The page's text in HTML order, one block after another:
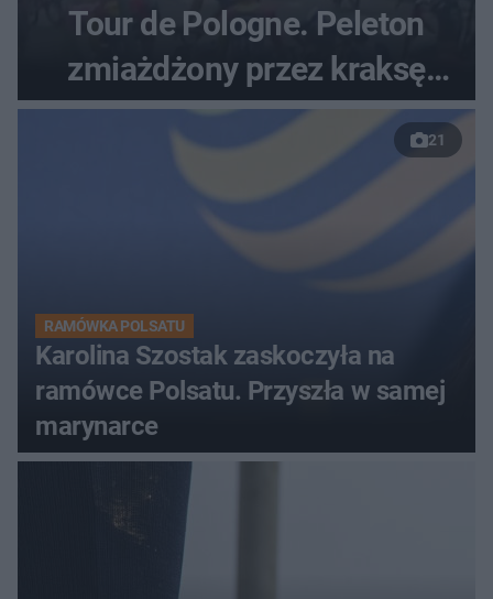
Tour de Pologne. Peleton
zmiażdżony przez kraksę
przed Karpaczem
21
RAMÓWKA POLSATU
Karolina Szostak zaskoczyła na
ramówce Polsatu. Przyszła w samej
marynarce